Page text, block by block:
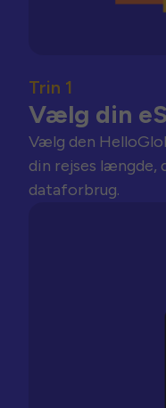
Trin 1
Vælg din
Vælg den
din rejses
dataforbrug.